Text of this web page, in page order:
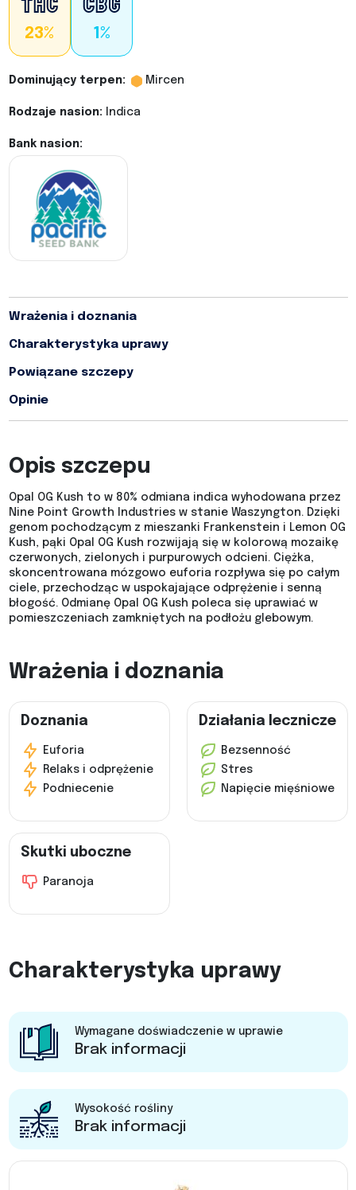
23% 1%
Dominujący terpen: Mircen
Rodzaje nasion: Indica
Bank nasion:
Wrażenia i doznania
Charakterystyka uprawy
Powiązane szczepy
Opinie
Opis szczepu
Opal OG Kush to w 80% odmiana indica wyhodowana przez
Nine Point Growth Industries w stanie Waszyngton. Dzięki
genom pochodzącym z mieszanki Frankenstein i Lemon OG
Kush, pąki Opal OG Kush rozwijają się w kolorową mozaikę
czerwonych, zielonych i purpurowych odcieni. Ciężka,
skoncentrowana mózgowo euforia rozpływa się po całym
ciele, przechodząc w uspokajające odprężenie i senną
błogość. Odmianę Opal OG Kush poleca się uprawiać w
pomieszczeniach zamkniętych na podłożu glebowym.
Wrażenia i doznania
Doznania
Euforia
Relaks i odprężenie
Podniecenie
Działania lecznicze
Bezsenność
Stres
Napięcie mięśniowe
Skutki uboczne
Paranoja
Charakterystyka uprawy
Wymagane doświadczenie w uprawie
Brak informacji
Wysokość rośliny
Brak informacji